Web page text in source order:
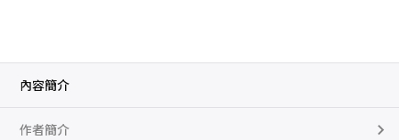
內容簡介
作者簡介